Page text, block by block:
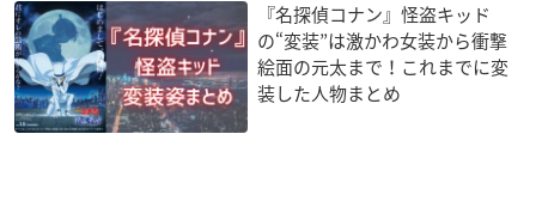
『名探偵コナン』怪盗キッド
の“変装”は激かわ女装から衝撃
絵面の元太まで！これまでに変
装した人物まとめ